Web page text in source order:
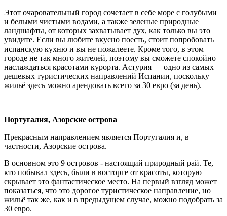
Этот очаровательный город сочетает в себе море с голубыми
и белыми чистыми водами, а также зеленые природные
ландшафты, от которых захватывает дух, как только вы это
увидите. Если вы любите вкусно поесть, стоит попробовать
испанскую кухню и вы не пожалеете. Кроме того, в этом
городе не так много жителей, поэтому вы сможете спокойно
наслаждаться красотами курорта. Астурия — одно из самых
дешевых туристических направлений Испании, поскольку
жильё здесь можно арендовать всего за 30 евро (за день).
Португалия, Азорские острова
Прекрасным направлением является Португалия и, в
частности, Азорские острова.
В основном это 9 островов - настоящий природный рай. Те,
кто побывал здесь, были в восторге от красоты, которую
скрывает это фантастическое место. На первый взгляд может
показаться, что это дорогое туристическое направление, но
жильё так же, как и в предыдущем случае, можно подобрать за
30 евро.